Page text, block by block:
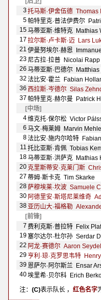
3 托马斯·伊舍伍德 Thomas
5帕特里克·普法伊费尔
15马蒂亚斯·维特克 Mathias
17 拉尔斯·卢卡斯·迈 Lars
21 伊曼努埃尔·赫恩
23 尼古拉·拉普 Nicolai Rapp
26 马蒂亚斯·巴德尔
32 法比安·霍兰 Fabian
36 西拉斯·岑德尔 Silas
37 帕特里克·赫尔曼 Patrick
[中场]
4维克托·保尔松 Victor P
6 马文·梅莱姆 Marvin
8法比安·施内尔哈特
11 托比亚斯·肯佩 Tobias
18马蒂亚斯·洪萨克 Mathias
20 克里斯蒂安·克莱门斯
27 蒂姆·斯卡克 Tim Skarke
28 萨穆埃莱·坎波 Samuele
30 阿德里安·斯塔尼莱维奇
38亚历山大·福格勒
[前锋]
7 费利克斯·普拉特 Felix
19塞尔达尔·杜尔孙 Serdar
22 阿龙·赛德尔 Aaron Seydel
29 亨利·琼·克罗思韦特
39 恩萨尔·阿尔斯兰 Ensar
40埃里希·贝尔科 Erich
注： (C)表示队长 ， 红色名字